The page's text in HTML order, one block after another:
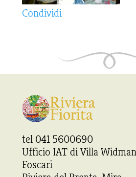
Condividi
tel 041 5600690
Ufficio IAT di Villa
Foscari